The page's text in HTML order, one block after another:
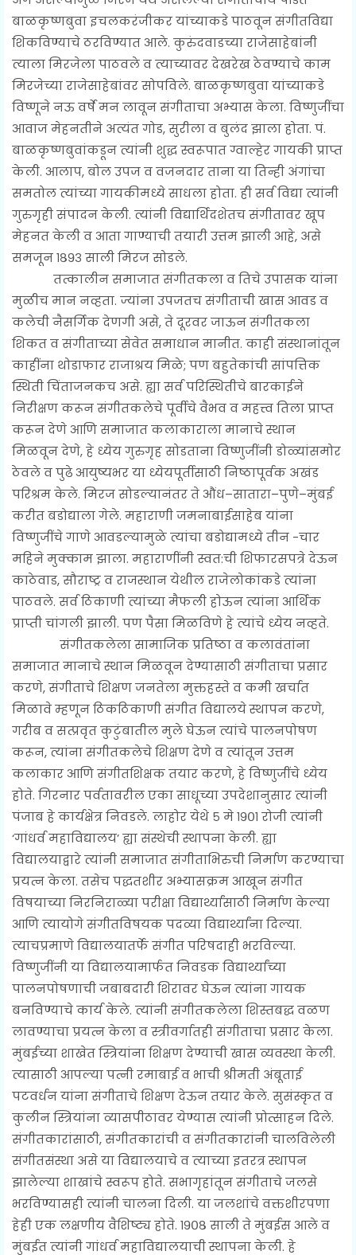
बाळकृष्णबुवा इचलकरंजीकर यांच्याकडे पाठवून संगीतविद्या
शिकविण्याचे ठरविण्यात आले. कुरुंदवाडच्या राजेसाहेबांनी
त्याला मिरजेला पाठवले व त्याच्यावर देखरेख ठेवण्याचे काम
मिरजेच्या राजेसाहेबांवर सोपविले. बाळकृष्णबुवा यांच्याकडे
विष्णूने नऊ वर्षे मन लावून संगीताचा अभ्यास केला. विष्णुजींचा
आवाज मेहनतीने अत्यंत गोड, सुरीला व बुलंद झाला होता. पं.
बाळकृष्णबुवांकडून त्यांनी शुद्ध स्वरूपात ग्वाल्हेर गायकी प्राप्त
केली. आलाप, बोल उपज व वजनदार ताना या तिन्ही अंगांचा
समतोल त्यांच्या गायकीमध्ये साधला होता. ही सर्व विद्या त्यांनी
गुरुगृही संपादन केली. त्यांनी विद्यार्थिदशेतच संगीतावर खूप
मेहनत केली व आता गाण्याची तयारी उत्तम झाली आहे, असे
समजून १८९३ साली मिरज सोडले.
तत्कालीन समाजात संगीतकला व तिचे उपासक यांना
मुळीच मान नव्हता. ज्यांना उपजतच संगीताची खास आवड व
कलेची नैसर्गिक देणगी असे, ते दूरवर जाऊन संगीतकला
शिकत व संगीताच्या सेवेत समाधान मानीत. काही संस्थानांतून
काहींना थोडाफार राजाश्रय मिळे; पण बहुतेकांची सांपत्तिक
स्थिती चिंताजनकच असे. ह्या सर्व परिस्थितीचे बारकाईने
निरीक्षण करून संगीतकलेचे पूर्वीचे वैभव व महत्त्व तिला प्राप्त
करून देणे आणि समाजात कलाकाराला मानाचे स्थान
मिळवून देणे, हे ध्येय गुरुगृह सोडताना विष्णुजींनी डोळ्यांसमोर
ठेवले व पुढे आयुष्यभर या ध्येयपूर्तीसाठी निष्ठापूर्वक अखंड
परिश्रम केले. मिरज सोडल्यानंतर ते औंध–सातारा–पुणे–मुंबई
करीत बडोद्याला गेले. महाराणी जमनाबाईसाहेब यांना
विष्णुजींचे गाणे आवडल्यामुळे त्यांचा बडोद्यामध्ये तीन -चार
महिने मुक्काम झाला. महाराणींनी स्वत:ची शिफारसपत्रे देऊन
काठेवाड, सौराष्ट्र व राजस्थान येथील राजेलोकांकडे त्यांना
पाठवले. सर्व ठिकाणी त्यांच्या मैफली होऊन त्यांना आर्थिक
प्राप्ती चांगली झाली. पण पैसा मिळविणे हे त्यांचे ध्येय नव्हते.
संगीतकलेला सामाजिक प्रतिष्ठा व कलावंतांना
समाजात मानाचे स्थान मिळवून देण्यासाठी संगीताचा प्रसार
करणे, संगीताचे शिक्षण जनतेला मुक्तहस्ते व कमी खर्चात
मिळावे म्हणून ठिकठिकाणी संगीत विद्यालये स्थापन करणे,
गरीब व सत्प्रवृत कुटुंबातील मुले घेऊन त्यांचे पालनपोषण
करून, त्यांना संगीतकलेचे शिक्षण देणे व त्यांतून उत्तम
कलाकार आणि संगीतशिक्षक तयार करणे, हे विष्णुजींचे ध्येय
होते. गिरनार पर्वतावरील एका साधूच्या उपदेशानुसार त्यांनी
पंजाब हे कार्यक्षेत्र निवडले. लाहोर येथे ५ मे १९०१ रोजी त्यांनी
‘गांधर्व महाविद्यालय’ ह्या संस्थेची स्थापना केली. ह्या
विद्यालयाद्वारे त्यांनी समाजात संगीताभिरुची निर्माण करण्याचा
प्रयत्न केला. तसेच पद्धतशीर अभ्यासक्रम आखून संगीत
विषयाच्या निरनिराळ्या परीक्षा विद्यार्थ्यांसाठी निर्माण केल्या
आणि त्यायोगे संगीतविषयक पदव्या विद्यार्थ्यांना दिल्या.
त्याचप्रमाणे विद्यालयातर्फे संगीत परिषदाही भरविल्या.
विष्णुजींनी या विद्यालयामार्फत निवडक विद्यार्थ्यांच्या
पालनपोषणाची जबाबदारी शिरावर घेऊन त्यांना गायक
बनविण्याचे कार्य केले. त्यांनी संगीतकलेला शिस्तबद्ध वळण
लावण्याचा प्रयत्न केला व स्त्रीवर्गातही संगीताचा प्रसार केला.
मुंबईच्या शाखेत स्त्रियांना शिक्षण देण्याची खास व्यवस्था केली.
त्यासाठी आपल्या पत्नी रमाबाई व भाची श्रीमती अंबूताई
पटवर्धन यांना संगीताचे शिक्षण देऊन तयार केले. सुसंस्कृत व
कुलीन स्त्रियांना व्यासपीठावर येण्यास त्यांनी प्रोत्साहन दिले.
संगीतकारांसाठी, संगीतकारांची व संगीतकारांनी चालविलेली
संगीतसंस्था असे या विद्यालयाचे व त्याच्या इतरत्र स्थापन
झालेल्या शाखांचे स्वरूप होते. सभागृहांतून संगीताचे जलसे
भरविण्यासही त्यांनी चालना दिली. या जलशांचे वक्तशीरपणा
हेही एक लक्षणीय वैशिष्ट्य होते. १९०८ साली ते मुंबईस आले व
मुंबईत त्यांनी गांधर्व महाविद्यालयाची स्थापना केली. हे